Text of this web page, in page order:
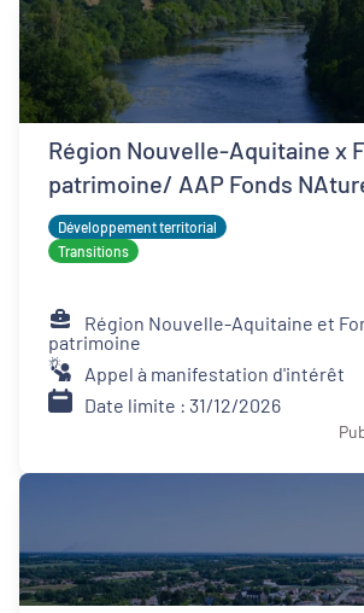
Région Nouvelle-Aquitaine x
patrimoine/ AAP Fonds
Développement territorial
Transitions
Région Nouvelle-Aquitaine et
patrimoine
Appel à manifestation d'intérêt
Date limite : 31/12/2026